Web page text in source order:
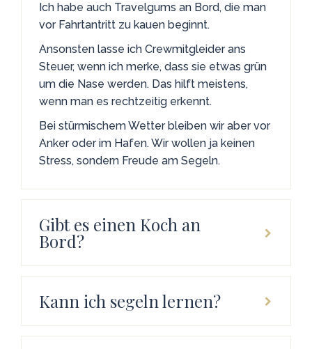
Ich habe auch Travelgums an Bord, die man
vor Fahrtantritt zu kauen beginnt.
Ansonsten lasse ich Crewmitgleider ans
Steuer, wenn ich merke, dass sie etwas grün
um die Nase werden. Das hilft meistens,
wenn man es rechtzeitig erkennt.
Bei stürmischem Wetter bleiben wir aber vor
Anker oder im Hafen. Wir wollen ja keinen
Stress, sondern Freude am Segeln.
Gibt es einen Koch an
Bord?
Kann ich segeln lernen?